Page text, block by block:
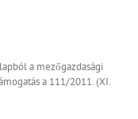
a mezőgazdasági
a 111/2011. (XI.